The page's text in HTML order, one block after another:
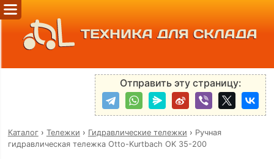
ТЕХНИКА ДЛЯ СКЛАДА
Отправить эту страницу:
Каталог› Тележки › Гидравлические тележки › Ручная
гидравлическая тележка Otto-Kurtbach OK 35-200